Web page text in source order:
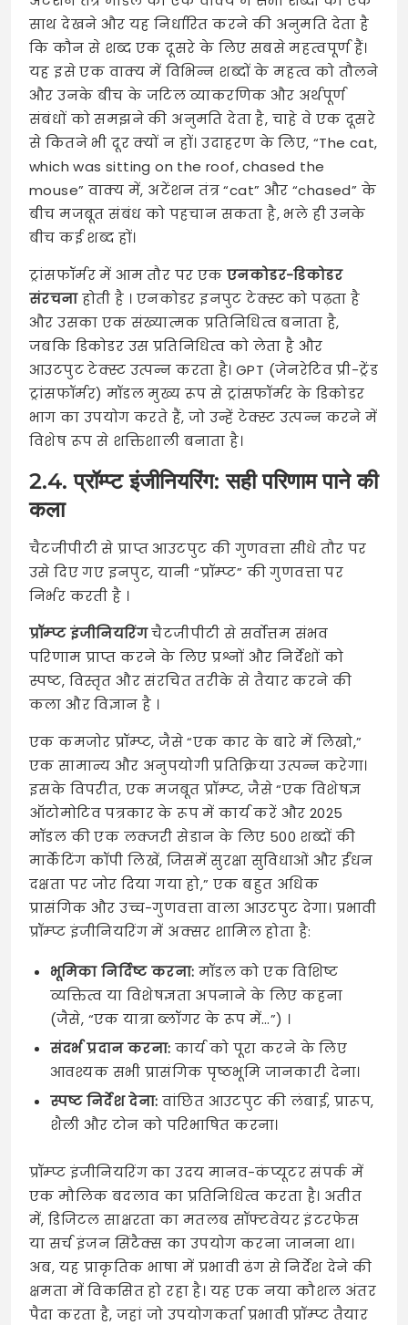
साथ देखने और यह निर्धारित करने की अनुमति देता है
कि कौन से शब्द एक दूसरे के लिए सबसे महत्वपूर्ण हैं।
यह इसे एक वाक्य में विभिन्न शब्दों के महत्व को तौलने
और उनके बीच के जटिल व्याकरणिक और अर्थपूर्ण
संबंधों को समझने की अनुमति देता है, चाहे वे एक दूसरे
से कितने भी दूर क्यों न हों। उदाहरण के लिए, “The cat,
which was sitting on the roof, chased the
mouse” वाक्य में, अटेंशन तंत्र “cat” और “chased” के
बीच मजबूत संबंध को पहचान सकता है, भले ही उनके
बीच कई शब्द हों।
ट्रांसफॉर्मर में आम तौर पर एक एनकोडर-डिकोडर
संरचनाहोती है । एनकोडर इनपुट टेक्स्ट को पढ़ता है
और उसका एक संख्यात्मक प्रतिनिधित्व बनाता है,
जबकि डिकोडर उस प्रतिनिधित्व को लेता है और
आउटपुट टेक्स्ट उत्पन्न करता है। GPT (जेनरेटिव प्री-ट्रेंड
ट्रांसफॉर्मर) मॉडल मुख्य रूप से ट्रांसफॉर्मर के डिकोडर
भाग का उपयोग करते हैं, जो उन्हें टेक्स्ट उत्पन्न करने में
विशेष रूप से शक्तिशाली बनाता है।
2.4. प्रॉम्प्ट इंजीनियरिंग: सही परिणाम पाने की
कला
चैटजीपीटी से प्राप्त आउटपुट की गुणवत्ता सीधे तौर पर
उसे दिए गए इनपुट, यानी “प्रॉम्प्ट” की गुणवत्ता पर
निर्भर करती है ।
प्रॉम्प्ट इंजीनियरिंगचैटजीपीटी से सर्वोत्तम संभव
परिणाम प्राप्त करने के लिए प्रश्नों और निर्देशों को
स्पष्ट, विस्तृत और संरचित तरीके से तैयार करने की
कला और विज्ञान है ।
एक कमजोर प्रॉम्प्ट, जैसे “एक कार के बारे में लिखो,”
एक सामान्य और अनुपयोगी प्रतिक्रिया उत्पन्न करेगा।
इसके विपरीत, एक मजबूत प्रॉम्प्ट, जैसे “एक विशेषज्ञ
ऑटोमोटिव पत्रकार के रूप में कार्य करें और 2025
मॉडल की एक लक्जरी सेडान के लिए 500 शब्दों की
मार्केटिंग कॉपी लिखें, जिसमें सुरक्षा सुविधाओं और ईंधन
दक्षता पर जोर दिया गया हो,” एक बहुत अधिक
प्रासंगिक और उच्च-गुणवत्ता वाला आउटपुट देगा। प्रभावी
प्रॉम्प्ट इंजीनियरिंग में अक्सर शामिल होता है:
भूमिका निर्दिष्ट करना: मॉडल को एक विशिष्ट
व्यक्तित्व या विशेषज्ञता अपनाने के लिए कहना
(जैसे, “एक यात्रा ब्लॉगर के रूप में…”) ।
संदर्भ प्रदान करना: कार्य को पूरा करने के लिए
आवश्यक सभी प्रासंगिक पृष्ठभूमि जानकारी देना।
स्पष्ट निर्देश देना: वांछित आउटपुट की लंबाई, प्रारूप,
शैली और टोन को परिभाषित करना।
प्रॉम्प्ट इंजीनियरिंग का उदय मानव-कंप्यूटर संपर्क में
एक मौलिक बदलाव का प्रतिनिधित्व करता है। अतीत
में, डिजिटल साक्षरता का मतलब सॉफ्टवेयर इंटरफेस
या सर्च इंजन सिंटैक्स का उपयोग करना जानना था।
अब, यह प्राकृतिक भाषा में प्रभावी ढंग से निर्देश देने की
क्षमता में विकसित हो रहा है। यह एक नया कौशल अंतर
पैदा करता है, जहां जो उपयोगकर्ता प्रभावी प्रॉम्प्ट तैयार